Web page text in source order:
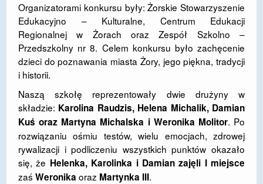
KSZTAŁCENIA OGÓLNEGO NA TERENIE MIASTA
ŻORY”
REKRUTACJA 2026/2027
mLegitymacja
Organizatorami konkursu były: Żorskie Stowarzyszenie
Edukacyjno – Kulturalne, Centrum Edukacji
Regionalnej w Żorach oraz Zespół Szkolno –
Przedszkolny nr 8. Celem konkursu było zachęcenie
dzieci do poznawania miasta Żory, jego piękna, tradycji
i historii.
Naszą szkołę reprezentowały dwie drużyny w
składzie: Karolina Raudzis, Helena Michalik, Damian
Kuś oraz Martyna Michalska i Weronika Molitor. Po
rozwiązaniu ośmiu testów, wielu emocjach, zdrowej
rywalizacji i podliczeniu wszystkich punktów okazało
się, że Helenka, Karolinka i Damian zajęli I miejsce
zaś Weronika oraz Martynka III.